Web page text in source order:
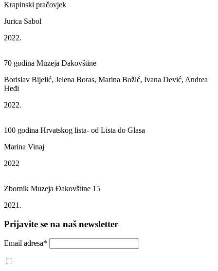
Krapinski pračovjek
Jurica Sabol
2022.
70 godina Muzeja Đakovštine
Borislav Bijelić, Jelena Boras, Marina Božić, Ivana Dević, Andrea
Heđi
2022.
100 godina Hrvatskog lista- od Lista do Glasa
Marina Vinaj
2022
Zbornik Muzeja Đakovštine 15
2021.
Prijavite se na naš newsletter
Email adresa*